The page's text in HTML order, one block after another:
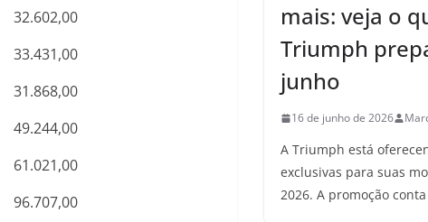
32.602,00
33.431,00
31.868,00
49.244,00
61.021,00
96.707,00
mais: veja o
Triumph
junho
16 de junho de 2026
A Triumph está
exclusivas para suas
2026. A promoção